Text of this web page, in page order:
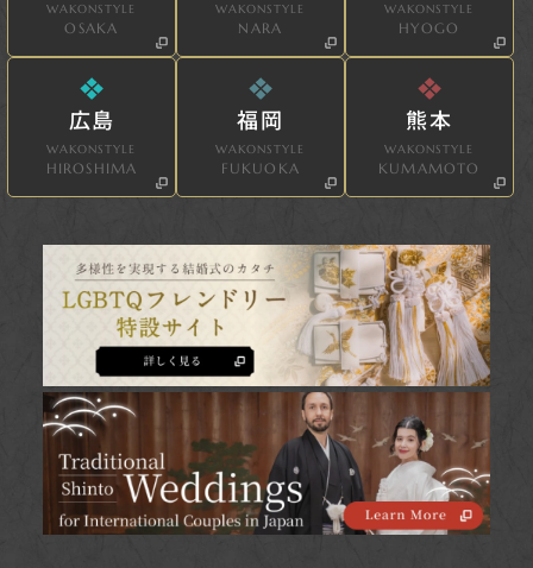
WAKONSTYLE
OSAKA
WAKONSTYLE
NARA
WAKONSTYLE
HYOGO
広島
WAKONSTYLE
HIROSHIMA
福岡
WAKONSTYLE
FUKUOKA
熊本
WAKONSTYLE
KUMAMOTO